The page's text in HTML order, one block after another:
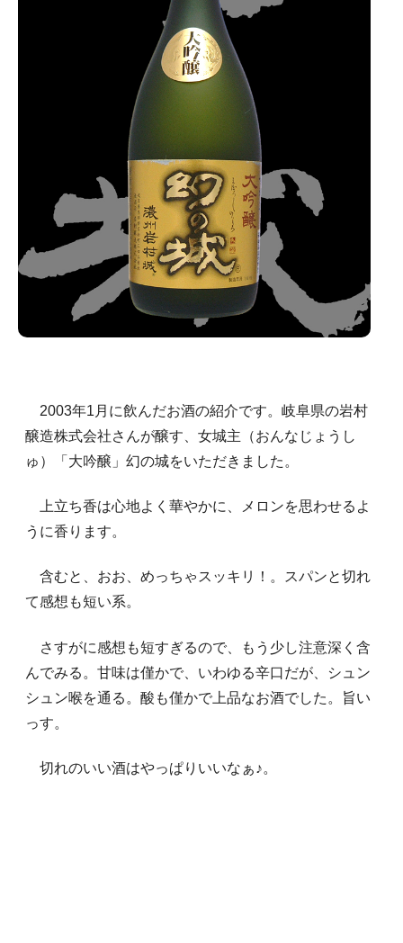
2003年1月に飲んだお酒の紹介です。岐阜県の岩村
醸造株式会社さんが醸す、女城主（おんなじょうし
ゅ）「大吟醸」幻の城をいただきました。
上立ち香は心地よく華やかに、メロンを思わせるよ
うに香ります。
含むと、おお、めっちゃスッキリ！。スパンと切れ
て感想も短い系。
さすがに感想も短すぎるので、もう少し注意深く含
んでみる。甘味は僅かで、いわゆる辛口だが、シュン
シュン喉を通る。酸も僅かで上品なお酒でした。旨い
っす。
切れのいい酒はやっぱりいいなぁ♪。